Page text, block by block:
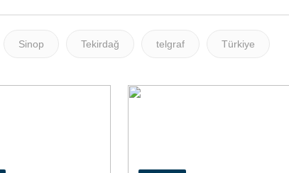
Sinop Tekirdağ telgraf Türkiye